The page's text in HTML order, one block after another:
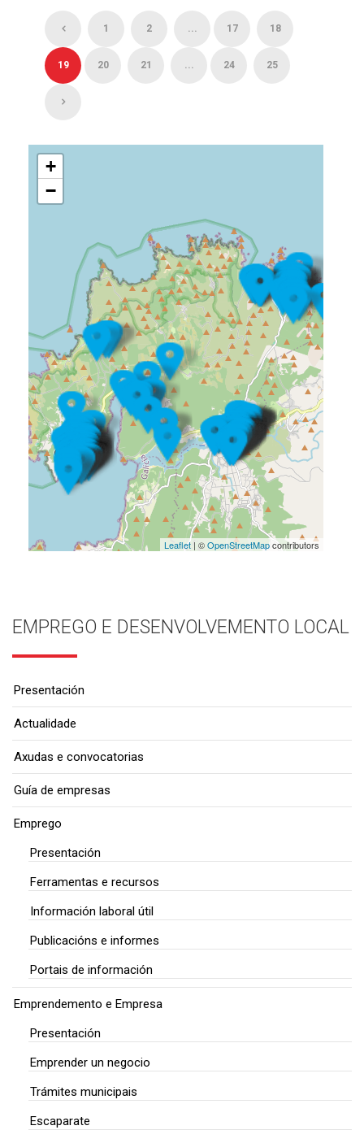
1 2 ... 17 18
19 20 21 ... 24 25
+
−
Leaflet| ©OpenStreetMapcontributors
EMPREGO E DESENVOLVEMENTO LOCAL
Presentación
Actualidade
Axudas e convocatorias
Guía de empresas
Emprego
Presentación
Ferramentas e recursos
Información laboral útil
Publicacións e informes
Portais de información
Emprendemento e Empresa
Presentación
Emprender un negocio
Trámites municipais
Escaparate